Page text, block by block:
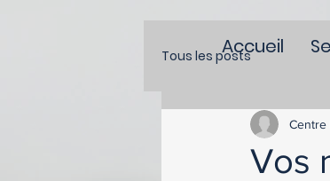
Accueil
Tous les posts
Vos
Centre